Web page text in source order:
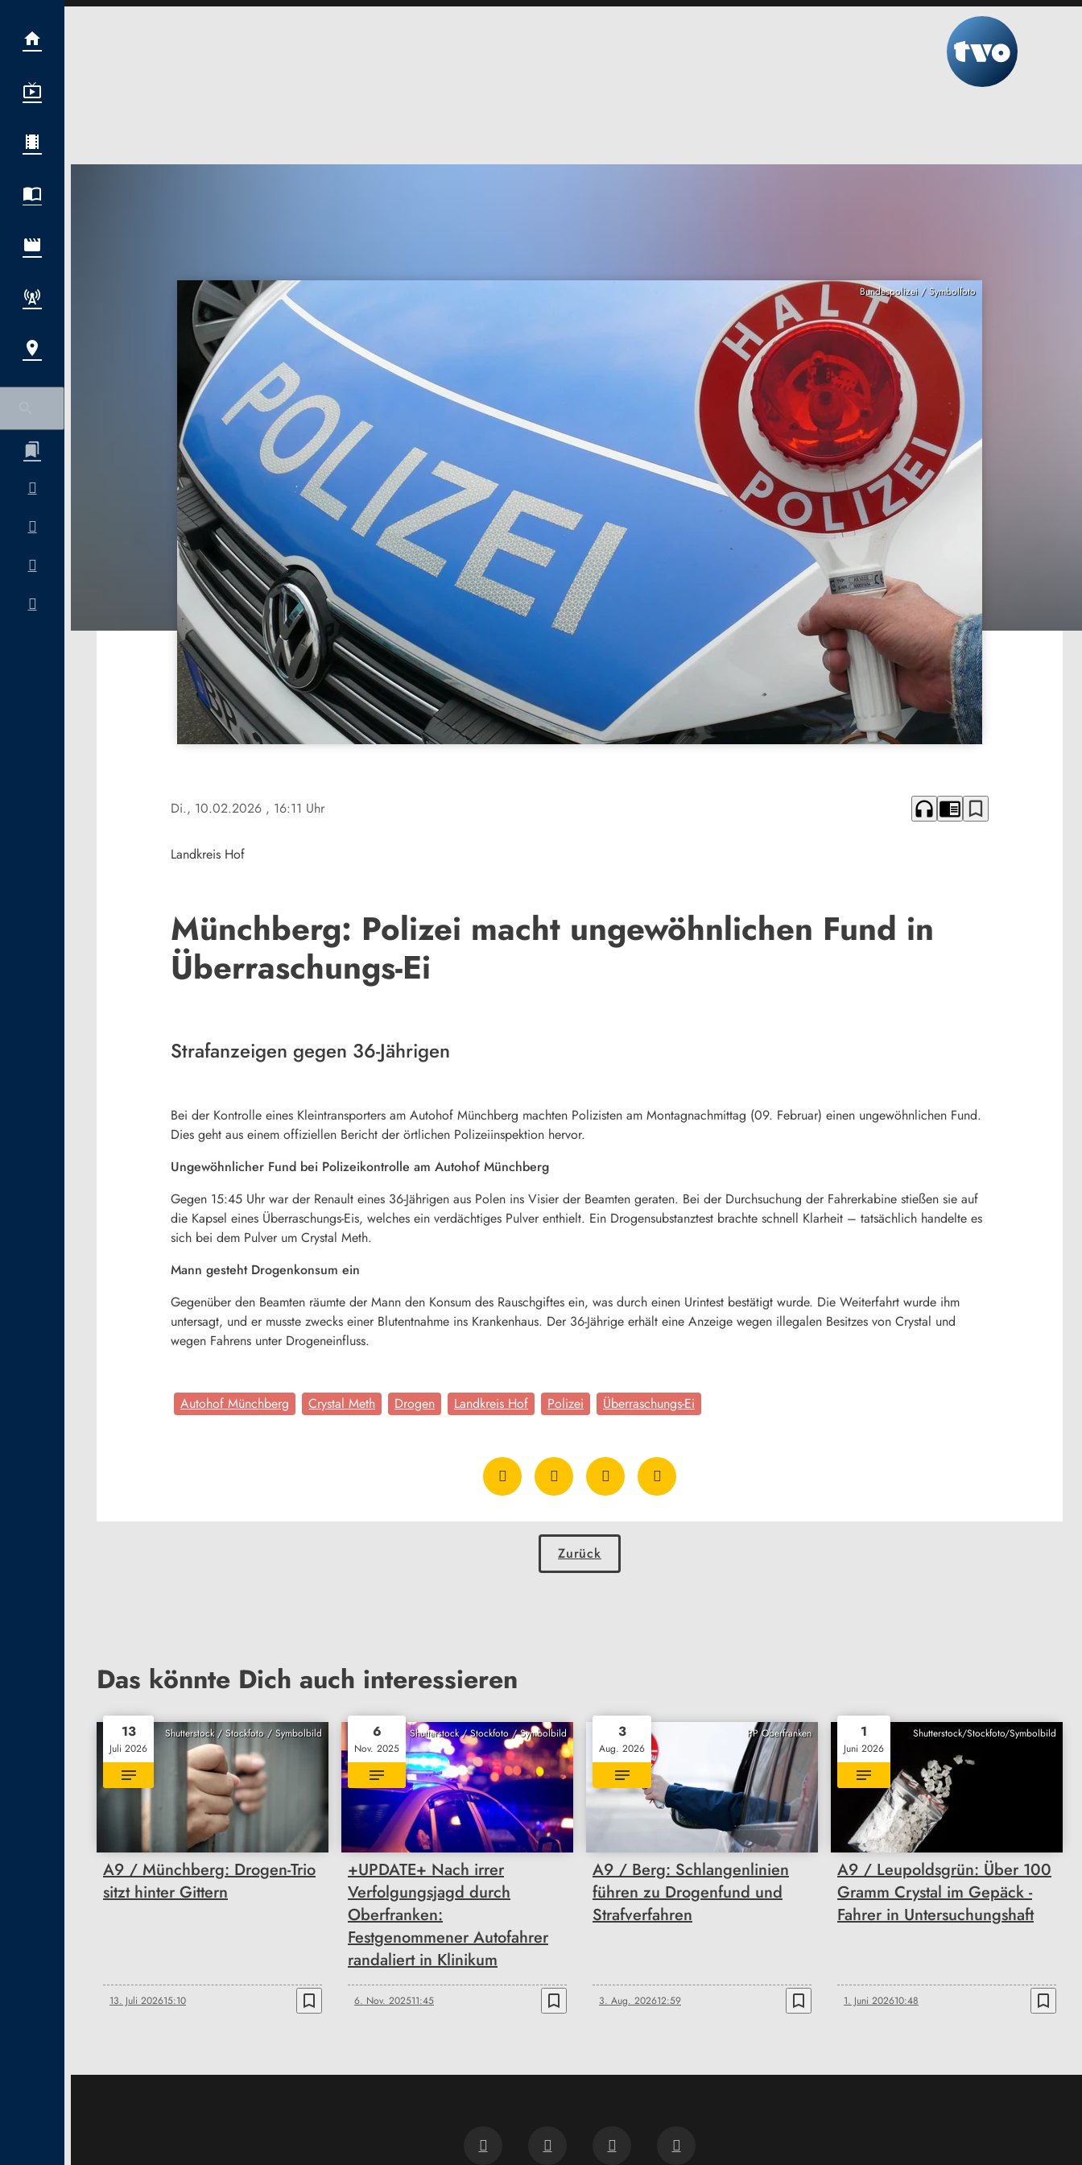
Bundespolizei / Symbolfoto
Di., 10.02.2026 , 16:11 Uhr headphones chrome_reader_mode bookmark_border
Landkreis Hof
Münchberg: Polizei macht ungewöhnlichen Fund in
Überraschungs-Ei
Strafanzeigen gegen 36-Jährigen
Bei der Kontrolle eines Kleintransporters am Autohof Münchberg machten Polizisten am Montagnachmittag (09. Februar) einen ungewöhnlichen Fund.
Dies geht aus einem offiziellen Bericht der örtlichen Polizeiinspektion hervor.
Ungewöhnlicher Fund bei Polizeikontrolle am Autohof Münchberg
Gegen 15:45 Uhr war der Renault eines 36-Jährigen aus Polen ins Visier der Beamten geraten. Bei der Durchsuchung der Fahrerkabine stießen sie auf
die Kapsel eines Überraschungs-Eis, welches ein verdächtiges Pulver enthielt. Ein Drogensubstanztest brachte schnell Klarheit – tatsächlich handelte es
sich bei dem Pulver um Crystal Meth.
Mann gesteht Drogenkonsum ein
Gegenüber den Beamten räumte der Mann den Konsum des Rauschgiftes ein, was durch einen Urintest bestätigt wurde. Die Weiterfahrt wurde ihm
untersagt, und er musste zwecks einer Blutentnahme ins Krankenhaus. Der 36-Jährige erhält eine Anzeige wegen illegalen Besitzes von Crystal und
wegen Fahrens unter Drogeneinfluss.
Autohof Münchberg Crystal Meth Drogen Landkreis Hof Polizei Überraschungs-Ei
Zurück
Das könnte Dich auch interessieren
Shutterstock / Stockfoto / Symbolbild
13
Juli 2026
A9 / Münchberg: Drogen-Trio
sitzt hinter Gittern
13. Juli 202615:10 bookmark_border
Shutterstock / Stockfoto / Symbolbild
6
Nov. 2025
+UPDATE+ Nach irrer
Verfolgungsjagd durch
Oberfranken:
Festgenommener Autofahrer
randaliert in Klinikum
6. Nov. 202511:45 bookmark_border
PP Oberfranken
3
Aug. 2026
A9 / Berg: Schlangenlinien
führen zu Drogenfund und
Strafverfahren
3. Aug. 202612:59 bookmark_border
Shutterstock/Stockfoto/Symbolbild
1
Juni 2026
A9 / Leupoldsgrün: Über 100
Gramm Crystal im Gepäck -
Fahrer in Untersuchungshaft
1. Juni 202610:48 bookmark_border